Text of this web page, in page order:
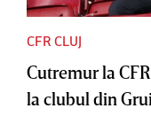
CFR CLUJ
Cutremur la
la clubul din